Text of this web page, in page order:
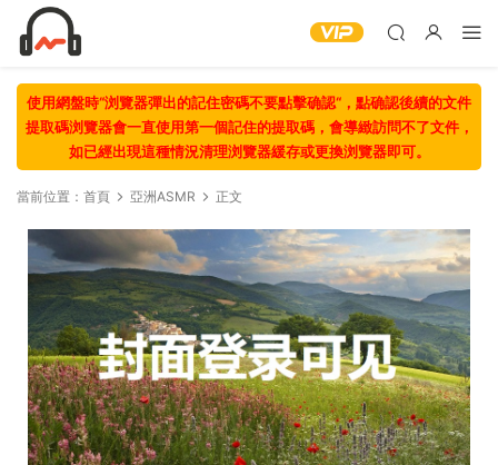
使用網盤時“浏覽器彈出的記住密碼不要點擊确認“，點确認後續的文件
提取碼浏覽器會一直使用第一個記住的提取碼，會導緻訪問不了文件，
如已經出現這種情況清理浏覽器緩存或更換浏覽器即可。
當前位置： 首頁 亞洲ASMR 正文